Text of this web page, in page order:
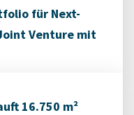
für Next-
Venture mit
16.750 m²